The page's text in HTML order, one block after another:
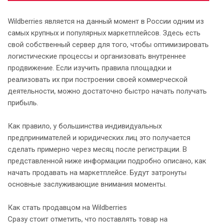
Wildberries является на данный момент в России одним из
самых крупных и популярных маркетплейсов. Здесь есть
свой собственный сервер для того, чтобы оптимизировать
логистические процессы и организовать внутреннее
продвижение. Если изучить правила площадки и
реализовать их при построении своей коммерческой
деятельности, можно достаточно быстро начать получать
прибыль.
Как правило, у большинства индивидуальных
предпринимателей и юридических лиц это получается
сделать примерно через месяц после регистрации. В
представленной ниже информации подробно описано, как
начать продавать на маркетплейсе. Будут затронуты
основные заслуживающие внимания моменты.
Как стать продавцом на Wildberries
Сразу стоит отметить, что поставлять товар на